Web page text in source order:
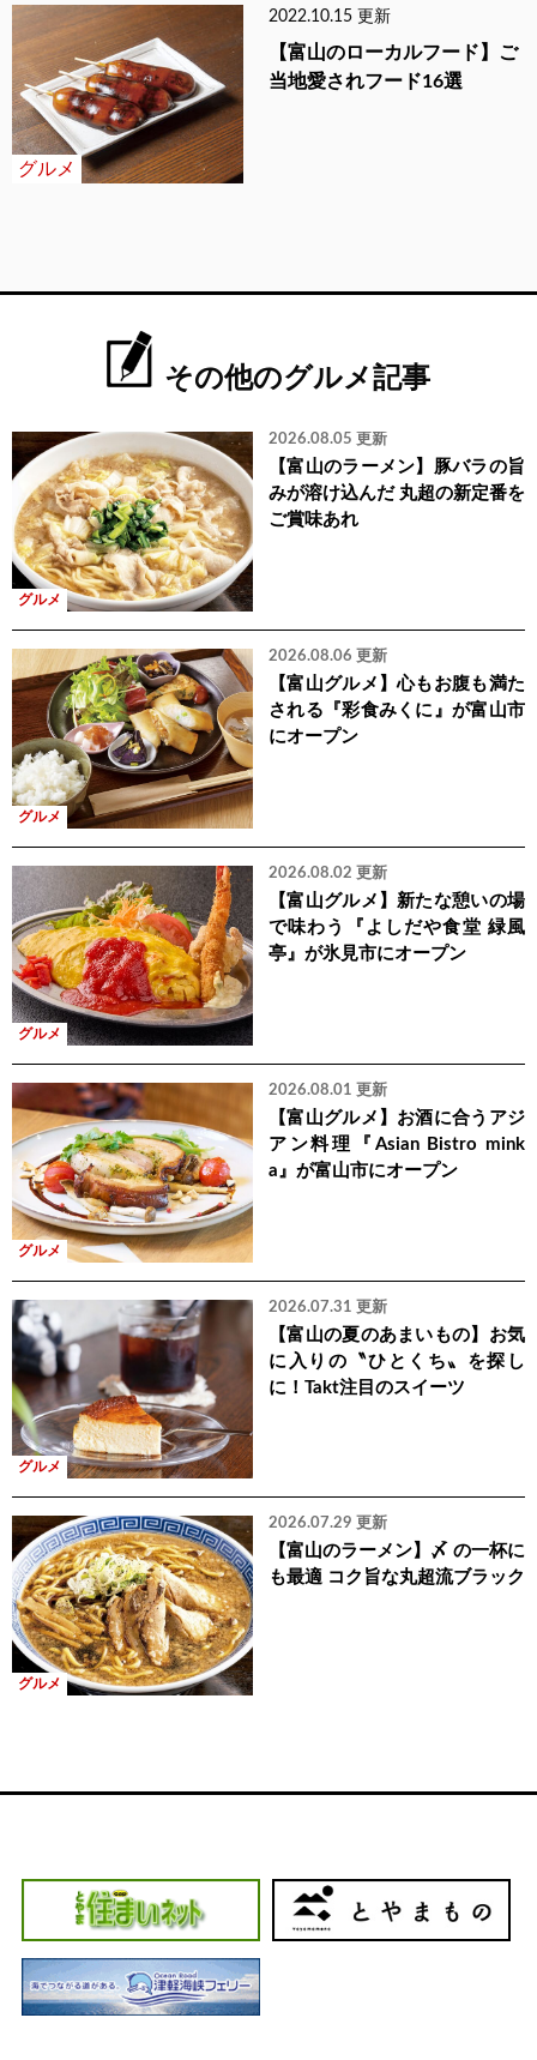
グルメ
2022.10.15 更新
【富山のローカルフード】ご
当地愛されフード16選
その他のグルメ記事
グルメ
2026.08.05 更新
【富山のラーメン】豚バラの旨
みが溶け込んだ 丸超の新定番を
ご賞味あれ
グルメ
2026.08.06 更新
【富山グルメ】心もお腹も満た
される『彩食みくに』が富山市
にオープン
グルメ
2026.08.02 更新
【富山グルメ】新たな憩いの場
で味わう『よしだや食堂 緑風
亭』が氷見市にオープン
グルメ
2026.08.01 更新
【富山グルメ】お酒に合うアジ
アン料理『Asian Bistro mink
a』が富山市にオープン
グルメ
2026.07.31 更新
【富山の夏のあまいもの】お気
に入りの〝ひとくち〟を探し
に！Takt注目のスイーツ
グルメ
2026.07.29 更新
【富山のラーメン】〆 の一杯に
も最適 コク旨な丸超流ブラック